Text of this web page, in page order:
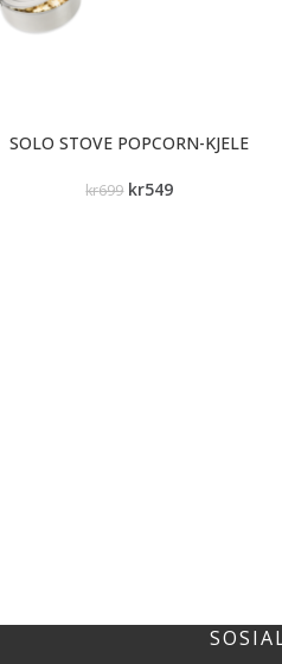
SOLO STOVE POPCORN-KJELE
kr699 kr549